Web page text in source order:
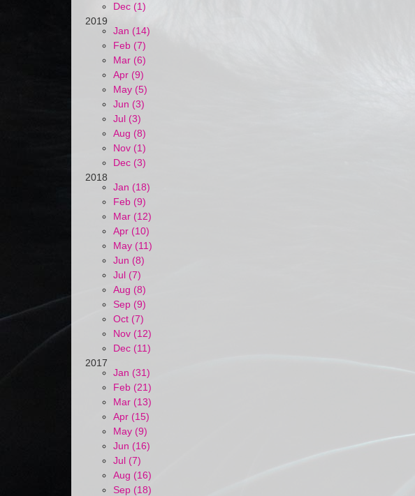
Dec (1)
2019
Jan (14)
Feb (7)
Mar (6)
Apr (9)
May (5)
Jun (3)
Jul (3)
Aug (8)
Nov (1)
Dec (3)
2018
Jan (18)
Feb (9)
Mar (12)
Apr (10)
May (11)
Jun (8)
Jul (7)
Aug (8)
Sep (9)
Oct (7)
Nov (12)
Dec (11)
2017
Jan (31)
Feb (21)
Mar (13)
Apr (15)
May (9)
Jun (16)
Jul (7)
Aug (16)
Sep (18)